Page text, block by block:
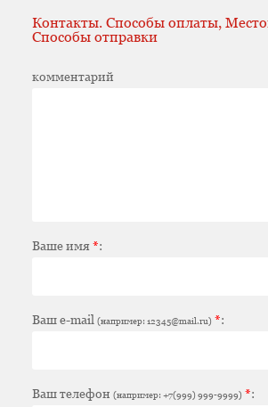
Контакты. Способы оплаты,
Способы отправки
комментарий
Ваше имя*:
Ваш e-mail (например: 12345@mail.ru) *:
Ваш телефон (например: +7(999) 999-9999) *: